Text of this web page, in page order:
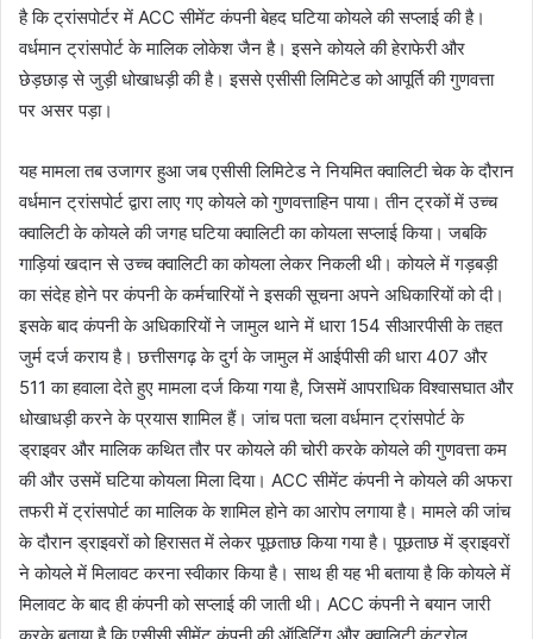
है कि ट्रांसपोर्टर में ACC सीमेंट कंपनी बेहद घटिया कोयले की सप्लाई की है।
वर्धमान ट्रांसपोर्ट के मालिक लोकेश जैन है। इसने कोयले की हेराफेरी और
छेड़छाड़ से जुड़ी धोखाधड़ी की है। इससे एसीसी लिमिटेड को आपूर्ति की गुणवत्ता
पर असर पड़ा।
यह मामला तब उजागर हुआ जब एसीसी लिमिटेड ने नियमित क्वालिटी चेक के दौरान
वर्धमान ट्रांसपोर्ट द्वारा लाए गए कोयले को गुणवत्ताहिन पाया। तीन ट्रकों में उच्च
क्वालिटी के कोयले की जगह घटिया क्वालिटी का कोयला सप्लाई किया। जबकि
गाड़ियां खदान से उच्च क्वालिटी का कोयला लेकर निकली थी। कोयले में गड़बड़ी
का संदेह होने पर कंपनी के कर्मचारियों ने इसकी सूचना अपने अधिकारियों को दी।
इसके बाद कंपनी के अधिकारियों ने जामुल थाने में धारा 154 सीआरपीसी के तहत
जुर्म दर्ज कराय है। छत्तीसगढ़ के दुर्ग के जामुल में आईपीसी की धारा 407 और
511 का हवाला देते हुए मामला दर्ज किया गया है, जिसमें आपराधिक विश्वासघात और
धोखाधड़ी करने के प्रयास शामिल हैं। जांच पता चला वर्धमान ट्रांसपोर्ट के
ड्राइवर और मालिक कथित तौर पर कोयले की चोरी करके कोयले की गुणवत्ता कम
की और उसमें घटिया कोयला मिला दिया। ACC सीमेंट कंपनी ने कोयले की अफरा
तफरी में ट्रांसपोर्ट का मालिक के शामिल होने का आरोप लगाया है। मामले की जांच
के दौरान ड्राइवरों को हिरासत में लेकर पूछताछ किया गया है। पूछताछ में ड्राइवरों
ने कोयले में मिलावट करना स्वीकार किया है। साथ ही यह भी बताया है कि कोयले में
मिलावट के बाद ही कंपनी को सप्लाई की जाती थी। ACC कंपनी ने बयान जारी